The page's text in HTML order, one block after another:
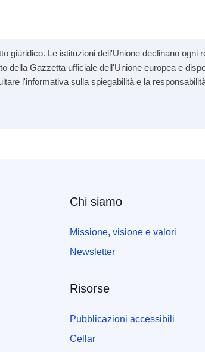
giuridico. Le istituzioni dell'Unione declinano ogni
della Gazzetta ufficiale dell'Unione europea e
l'informativa sulla spiegabilità e la
Chi siamo
Missione, visione e valori
Newsletter
Risorse
Pubblicazioni accessibili
Cellar